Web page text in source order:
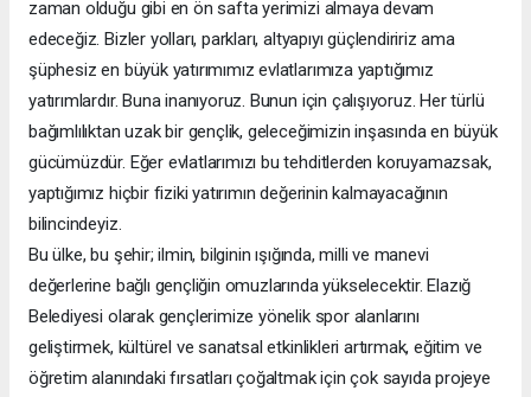
zaman olduğu gibi en ön safta yerimizi almaya devam
edeceğiz. Bizler yolları, parkları, altyapıyı güçlendiririz ama
şüphesiz en büyük yatırımımız evlatlarımıza yaptığımız
yatırımlardır. Buna inanıyoruz. Bunun için çalışıyoruz. Her türlü
bağımlılıktan uzak bir gençlik, geleceğimizin inşasında en büyük
gücümüzdür. Eğer evlatlarımızı bu tehditlerden koruyamazsak,
yaptığımız hiçbir fiziki yatırımın değerinin kalmayacağının
bilincindeyiz.
Bu ülke, bu şehir; ilmin, bilginin ışığında, milli ve manevi
değerlerine bağlı gençliğin omuzlarında yükselecektir. Elazığ
Belediyesi olarak gençlerimize yönelik spor alanlarını
geliştirmek, kültürel ve sanatsal etkinlikleri artırmak, eğitim ve
öğretim alanındaki fırsatları çoğaltmak için çok sayıda projeye